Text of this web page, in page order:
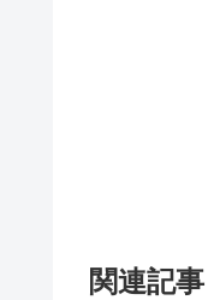
関連記事